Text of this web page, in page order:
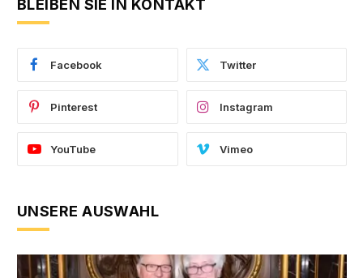
BLEIBEN SIE IN KONTAKT
Facebook Twitter
Pinterest Instagram
YouTube Vimeo
UNSERE AUSWAHL